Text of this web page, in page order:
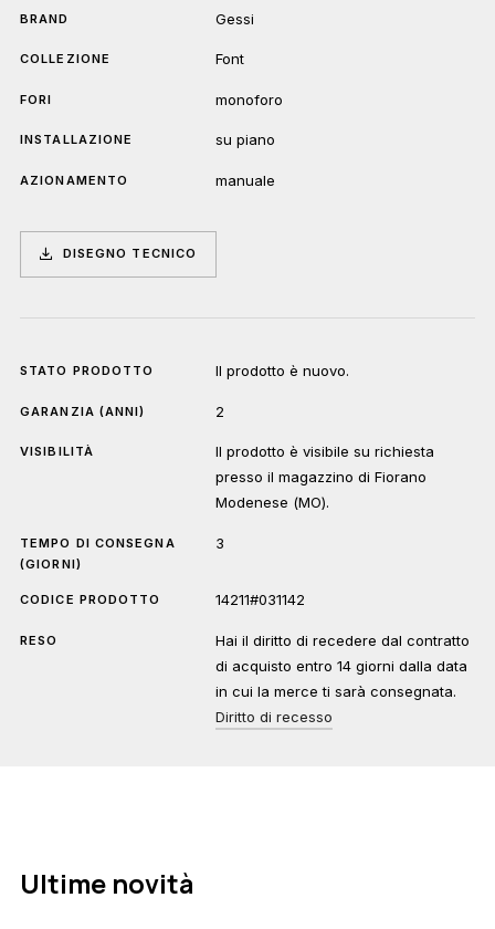
BRAND Gessi
COLLEZIONE Font
FORI monoforo
INSTALLAZIONE su piano
AZIONAMENTO manuale
DISEGNO TECNICO
STATO PRODOTTO Il prodotto è nuovo.
GARANZIA (ANNI) 2
VISIBILITÀ
Il prodotto è visibile su richiesta
presso il magazzino di Fiorano
Modenese (MO).
TEMPO DI CONSEGNA
(GIORNI)
3
CODICE PRODOTTO 14211#031142
RESO
Hai il diritto di recedere dal contratto
di acquisto entro 14 giorni dalla data
in cui la merce ti sarà consegnata.
Diritto di recesso
Ultime novità